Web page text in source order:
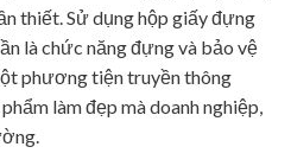
thiết. Sử dụng hộp giấy đựng
là chức năng đựng và bảo vệ
phương tiện truyền thông
làm đẹp mà doanh nghiệp,